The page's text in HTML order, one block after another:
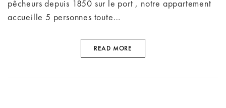
pêcheurs depuis 1850 sur le port , notre appartement
accueille 5 personnes toute…
READ MORE